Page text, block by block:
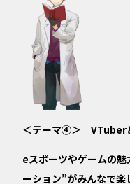
＜テーマ④＞ VTuber
eスポーツやゲームの
ーション”がみんなで